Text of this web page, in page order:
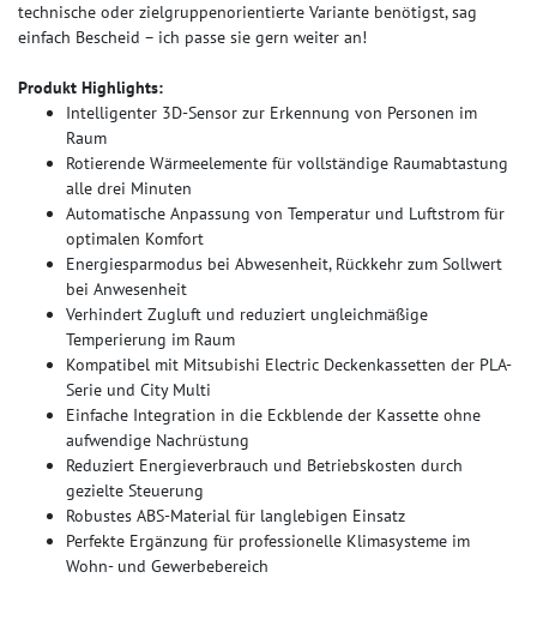
technische oder zielgruppenorientierte Variante benötigst, sag
einfach Bescheid – ich passe sie gern weiter an!
Produkt Highlights:
Intelligenter 3D-Sensor zur Erkennung von Personen im
Raum
Rotierende Wärmeelemente für vollständige Raumabtastung
alle drei Minuten
Automatische Anpassung von Temperatur und Luftstrom für
optimalen Komfort
Energiesparmodus bei Abwesenheit, Rückkehr zum Sollwert
bei Anwesenheit
Verhindert Zugluft und reduziert ungleichmäßige
Temperierung im Raum
Kompatibel mit Mitsubishi Electric Deckenkassetten der PLA-
Serie und City Multi
Einfache Integration in die Eckblende der Kassette ohne
aufwendige Nachrüstung
Reduziert Energieverbrauch und Betriebskosten durch
gezielte Steuerung
Robustes ABS-Material für langlebigen Einsatz
Perfekte Ergänzung für professionelle Klimasysteme im
Wohn- und Gewerbebereich